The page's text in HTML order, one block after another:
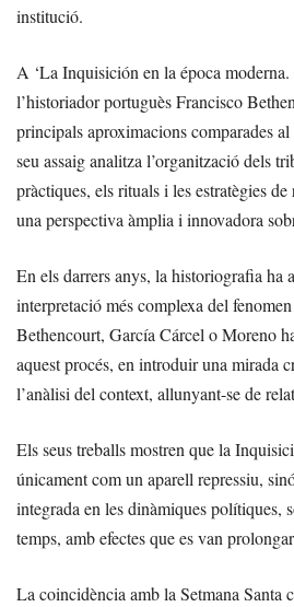
institució.
A ‘La Inquisición en la época moderna.
l’historiador portuguès Francisco
principals aproximacions comparades
seu assaig analitza l’organització dels
pràctiques, els rituals i les estratègies
una perspectiva àmplia i innovadora
En els darrers anys, la historiografia ha
interpretació més complexa del
Bethencourt, García Cárcel o Moreno
aquest procés, en introduir una mirada
l’anàlisi del context, allunyant-se de
Els seus treballs mostren que la
únicament com un aparell repressiu,
integrada en les dinàmiques polítiques,
temps, amb efectes que es van
La coincidència amb la Setmana Santa